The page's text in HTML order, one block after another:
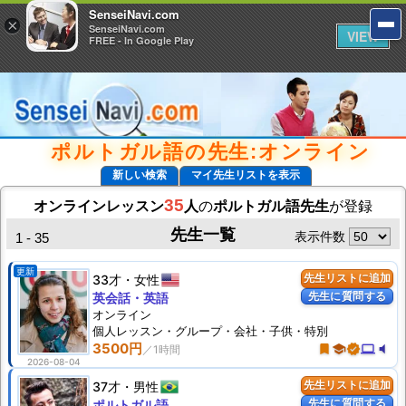
ポルトガル語の先生:オンライン
新しい検索 マイ先生リストを表示
オンラインレッスン35 人のポルトガル語先生が登録
先生一覧
1 - 35 表示件数
先生リストに追加
先生に質問する
更新
2026-08-04
33才 女性
3500円 turned_in schoolverifiedcomputer volume_mute
英会話・英語
オンライン
個人 レッスン ・グループ・会社・子供・特別
先生リストに追加
先生に質問する
37才
男性
×
SenseiNavi.com
SenseiNavi.com
FREE - In Google Play
VIEW
×
SenseiNavi.com
SenseiNavi.com
FREE - In Google Play
VIEW